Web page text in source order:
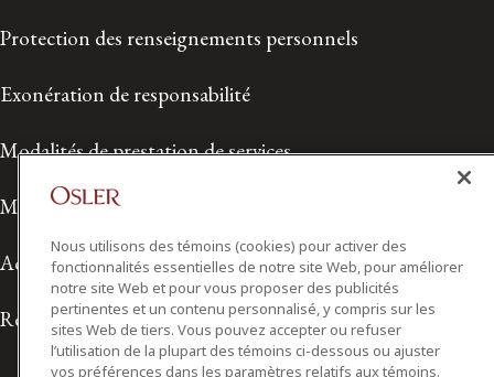
Protection des renseignements personnels
Exonération de responsabilité
Modalités de prestation de services
Modalités d'utilisation
Accessibilité
Relations avec les médias
Nous utilisons des témoins (cookies) pour activer des
fonctionnalités essentielles de notre site Web, pour améliorer
notre site Web et pour vous proposer des publicités
pertinentes et un contenu personnalisé, y compris sur les
sites Web de tiers. Vous pouvez accepter ou refuser
l’utilisation de la plupart des témoins ci-dessous ou ajuster
vos préférences dans les paramètres relatifs aux témoins.